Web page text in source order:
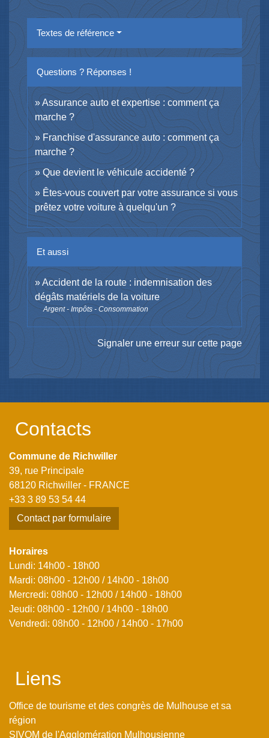
Textes de référence
Questions ? Réponses !
Assurance auto et expertise : comment ça
marche ?
Franchise d'assurance auto : comment ça
marche ?
Que devient le véhicule accidenté ?
Êtes-vous couvert par votre assurance si vous
prêtez votre voiture à quelqu'un ?
Et aussi
Accident de la route : indemnisation des
dégâts matériels de la voiture
Argent - Impôts - Consommation
Signaler une erreur sur cette page
Contacts
Commune de Richwiller
39, rue Principale
68120 Richwiller - FRANCE
+33 3 89 53 54 44
Contact par formulaire
Horaires
Lundi: 14h00 - 18h00
Mardi: 08h00 - 12h00 / 14h00 - 18h00
Mercredi: 08h00 - 12h00 / 14h00 - 18h00
Jeudi: 08h00 - 12h00 / 14h00 - 18h00
Vendredi: 08h00 - 12h00 / 14h00 - 17h00
Liens
Office de tourisme et des congrès de Mulhouse et sa
région
SIVOM de l'Agglomération Mulhousienne